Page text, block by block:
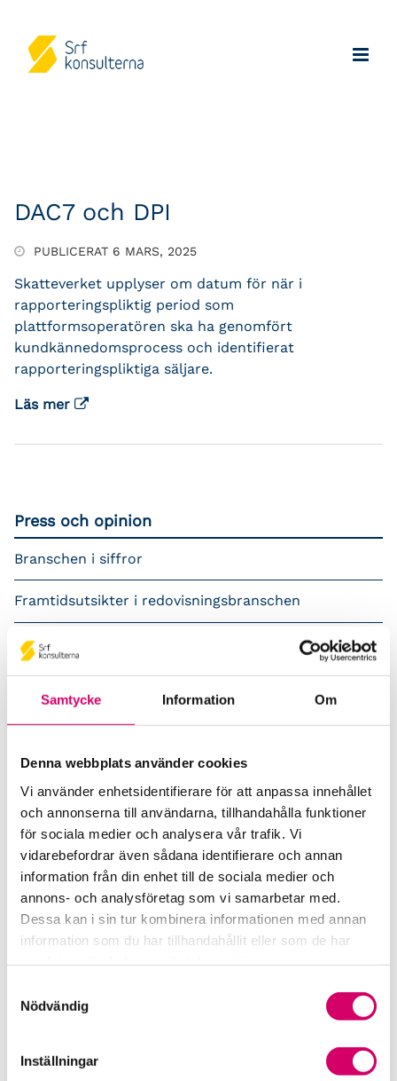
Samtycke Information Om
Denna webbplats använder cookies
Vi använder enhetsidentifierare för att anpassa innehållet
och annonserna till användarna, tillhandahålla funktioner
för sociala medier och analysera vår trafik. Vi
vidarebefordrar även sådana identifierare och annan
information från din enhet till de sociala medier och
annons- och analysföretag som vi samarbetar med.
Dessa kan i sin tur kombinera informationen med annan
information som du har tillhandahållit eller som de har
Nödvändig
Inställningar
DAC7 och DPI
PUBLICERAT 6 MARS, 2025
Skatteverket upplyser om datum för när i
rapporteringspliktig period som
plattformsoperatören ska ha genomfört
kundkännedomsprocess och identifierat
rapporteringspliktiga säljare.
Läs mer
Press och opinion
Branschen i siffror
Framtidsutsikter i redovisningsbranschen
Prenumerera på våra nyhetsbrev
Påverkansarbete
Remisser
Samverkan med myndigheter och organisationer
Srf Fokusrapport 2024 – insikter för hållbart
företagande
Våra nyhetskanaler
Srf Nyhetsbevakning